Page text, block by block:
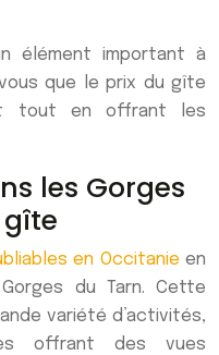
élément important à
que le prix du gîte
tout en offrant les
les Gorges
en Occitanie en
du Tarn. Cette
variété d’activités,
offrant des vues